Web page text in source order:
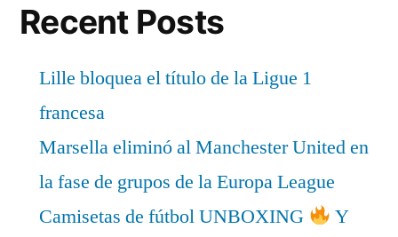
Recent Posts
Lille bloquea el título de la Ligue 1
francesa
Marsella eliminó al Manchester United en
la fase de grupos de la Europa League
Camisetas de fútbol UNBOXING
Y